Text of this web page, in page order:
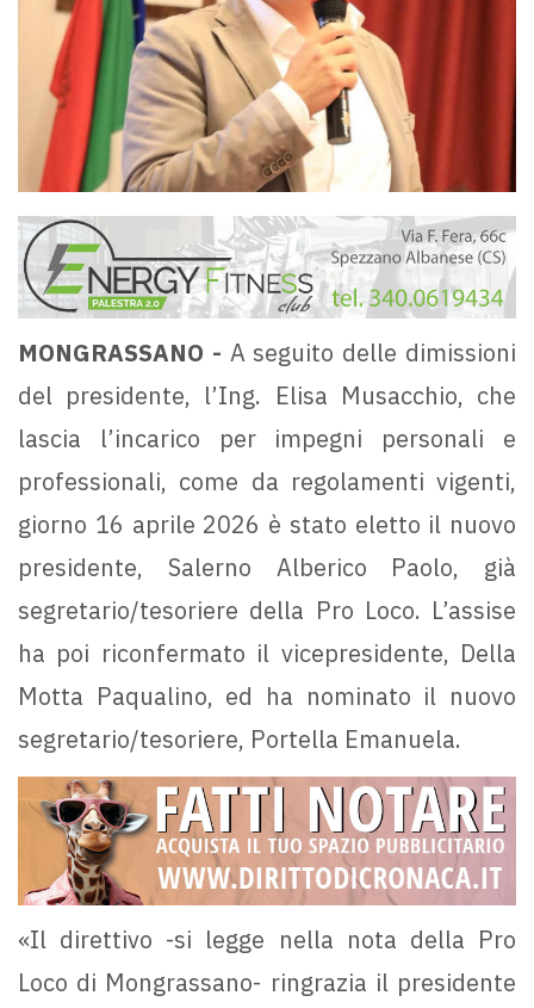
MONGRASSANO - A seguito delle dimissioni
del presidente, l’Ing. Elisa Musacchio, che
lascia l’incarico per impegni personali e
professionali, come da regolamenti vigenti,
giorno 16 aprile 2026 è stato eletto il nuovo
presidente, Salerno Alberico Paolo, già
segretario/tesoriere della Pro Loco. L’assise
ha poi riconfermato il vicepresidente, Della
Motta Paqualino, ed ha nominato il nuovo
segretario/tesoriere, Portella Emanuela.
«Il direttivo -si legge nella nota della Pro
Loco di Mongrassano- ringrazia il presidente